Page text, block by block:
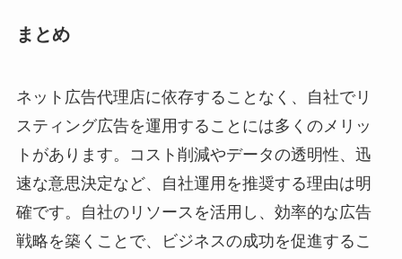
まとめ
ネット広告代理店に依存することなく、自社でリ
スティング広告を運用することには多くのメリッ
トがあります。コスト削減やデータの透明性、迅
速な意思決定など、自社運用を推奨する理由は明
確です。自社のリソースを活用し、効率的な広告
戦略を築くことで、ビジネスの成功を促進するこ